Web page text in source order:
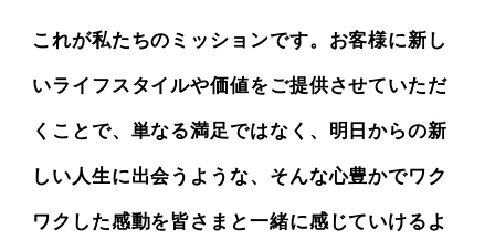
これが私たちのミッションです。 お客様に新し
いライフスタイルや価値をご提供させていただ
くことで、 単なる満足ではなく、明日からの新
しい人生に出会うような、 そんな心豊かでワク
ワクした感動を皆さまと一緒に感じていけるよ